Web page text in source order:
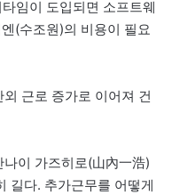
임이 도입되면 소프트웨
(수조원)의 비용이 필요
근로 증가로 이어져 건
이 가즈히로(山內一浩)
길다. 추가근무를 어떻게